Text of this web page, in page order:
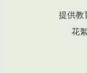
提供教
花